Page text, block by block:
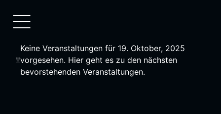
Keine Veranstaltungen für 19. Oktober, 2025
vorgesehen. Hier geht es zu den nächsten
bevorstehenden Veranstaltungen.